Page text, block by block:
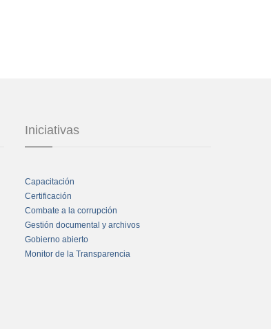
Iniciativas
Capacitación
Certificación
Combate a la corrupción
Gestión documental y archivos
Gobierno abierto
Monitor de la Transparencia